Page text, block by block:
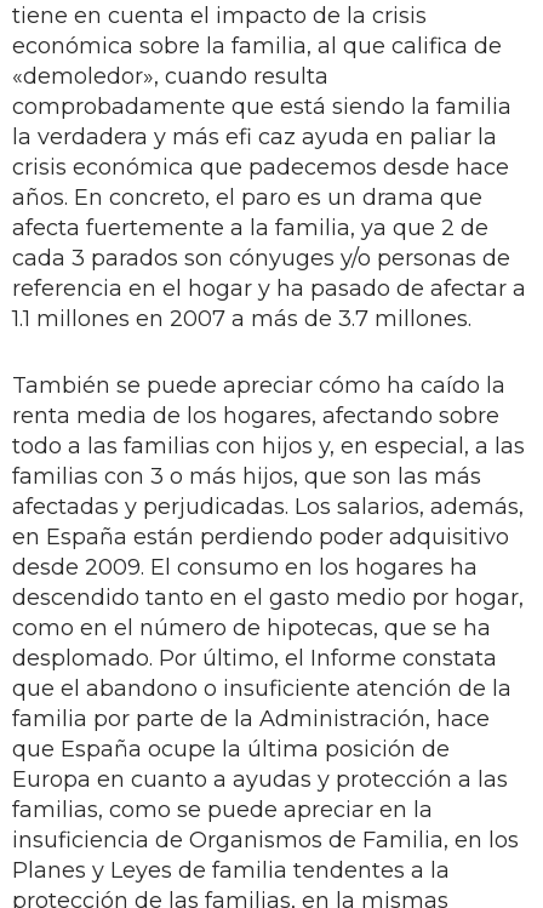
tiene en cuenta el impacto de la crisis
económica sobre la familia, al que califica de
«demoledor», cuando resulta
comprobadamente que está siendo la familia
la verdadera y más efi caz ayuda en paliar la
crisis económica que padecemos desde hace
años. En concreto, el paro es un drama que
afecta fuertemente a la familia, ya que 2 de
cada 3 parados son cónyuges y/o personas de
referencia en el hogar y ha pasado de afectar a
1.1 millones en 2007 a más de 3.7 millones.
También se puede apreciar cómo ha caído la
renta media de los hogares, afectando sobre
todo a las familias con hijos y, en especial, a las
familias con 3 o más hijos, que son las más
afectadas y perjudicadas. Los salarios, además,
en España están perdiendo poder adquisitivo
desde 2009. El consumo en los hogares ha
descendido tanto en el gasto medio por hogar,
como en el número de hipotecas, que se ha
desplomado. Por último, el Informe constata
que el abandono o insuficiente atención de la
familia por parte de la Administración, hace
que España ocupe la última posición de
Europa en cuanto a ayudas y protección a las
familias, como se puede apreciar en la
insuficiencia de Organismos de Familia, en los
Planes y Leyes de familia tendentes a la
protección de las familias, en la mismas